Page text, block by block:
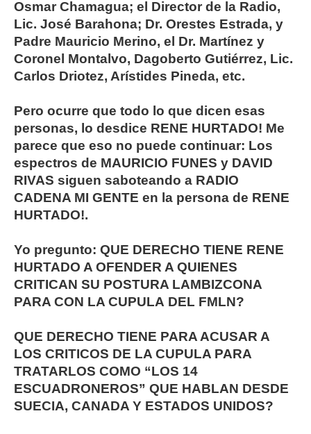
Osmar Chamagua; el Director de la Radio,
Lic. José Barahona; Dr. Orestes Estrada, y
Padre Mauricio Merino, el Dr. Martínez y
Coronel Montalvo, Dagoberto Gutiérrez, Lic.
Carlos Driotez, Arístides Pineda, etc.
Pero ocurre que todo lo que dicen esas
personas, lo desdice RENE HURTADO! Me
parece que eso no puede continuar: Los
espectros de MAURICIO FUNES y DAVID
RIVAS siguen saboteando a RADIO
CADENA MI GENTE en la persona de RENE
HURTADO!.
Yo pregunto: QUE DERECHO TIENE RENE
HURTADO A OFENDER A QUIENES
CRITICAN SU POSTURA LAMBIZCONA
PARA CON LA CUPULA DEL FMLN?
QUE DERECHO TIENE PARA ACUSAR A
LOS CRITICOS DE LA CUPULA PARA
TRATARLOS COMO “LOS 14
ESCUADRONEROS” QUE HABLAN DESDE
SUECIA, CANADA Y ESTADOS UNIDOS?